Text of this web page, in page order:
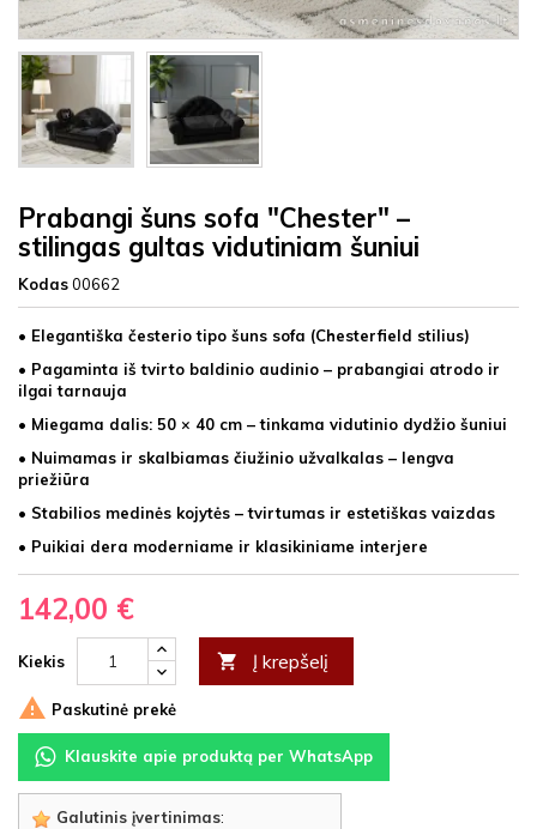
Prabangi šuns sofa "Chester" –
stilingas gultas vidutiniam šuniui
Kodas00662
• Elegantiška česterio tipo šuns sofa (Chesterfield stilius)
• Pagaminta iš tvirto baldinio audinio – prabangiai atrodo ir
ilgai tarnauja
• Miegama dalis: 50 × 40 cm – tinkama vidutinio dydžio šuniui
• Nuimamas ir skalbiamas čiužinio užvalkalas – lengva
priežiūra
• Stabilios medinės kojytės – tvirtumas ir estetiškas vaizdas
• Puikiai dera moderniame ir klasikiniame interjere
142,00 €
Kiekis  Į krepšelį
 Paskutinė prekė
Klauskite apie produktą per WhatsApp
Galutinis įvertinimas: